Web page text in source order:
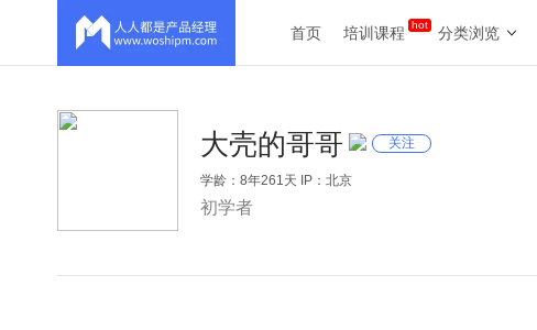
首页 培训课程 分类浏览
大壳的哥哥 关注
学龄：8年261天 IP：北京
初学者